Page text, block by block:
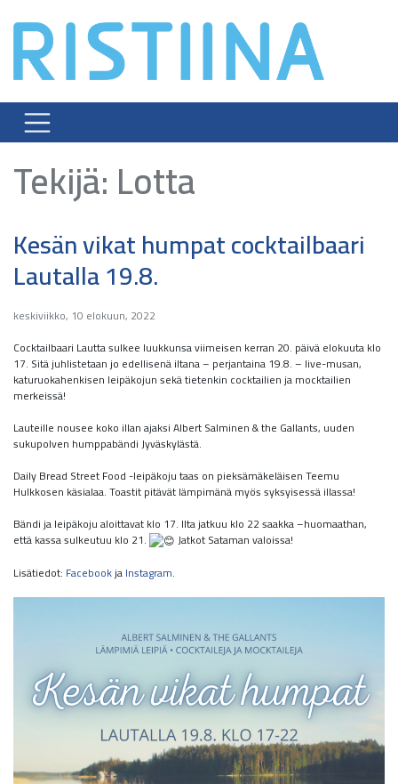
content
Tekijä:Lotta
Kesän vikat humpat cocktailbaari
Lautalla 19.8.
keskiviikko, 10 elokuun, 2022
Cocktailbaari Lautta sulkee luukkunsa viimeisen kerran 20. päivä elokuuta klo
17. Sitä juhlistetaan jo edellisenä iltana – perjantaina 19.8. – live-musan,
katuruokahenkisen leipäkojun sekä tietenkin cocktailien ja mocktailien
merkeissä!
Lauteille nousee koko illan ajaksi Albert Salminen & the Gallants, uuden
sukupolven humppabändi Jyväskylästä.
Daily Bread Street Food -leipäkoju taas on pieksämäkeläisen Teemu
Hulkkosen käsialaa. Toastit pitävät lämpimänä myös syksyisessä illassa!
Bändi ja leipäkoju aloittavat klo 17. Ilta jatkuu klo 22 saakka –huomaathan,
että kassa sulkeutuu klo 21.
Jatkot Sataman valoissa!
Lisätiedot: FacebookjaInstagram.